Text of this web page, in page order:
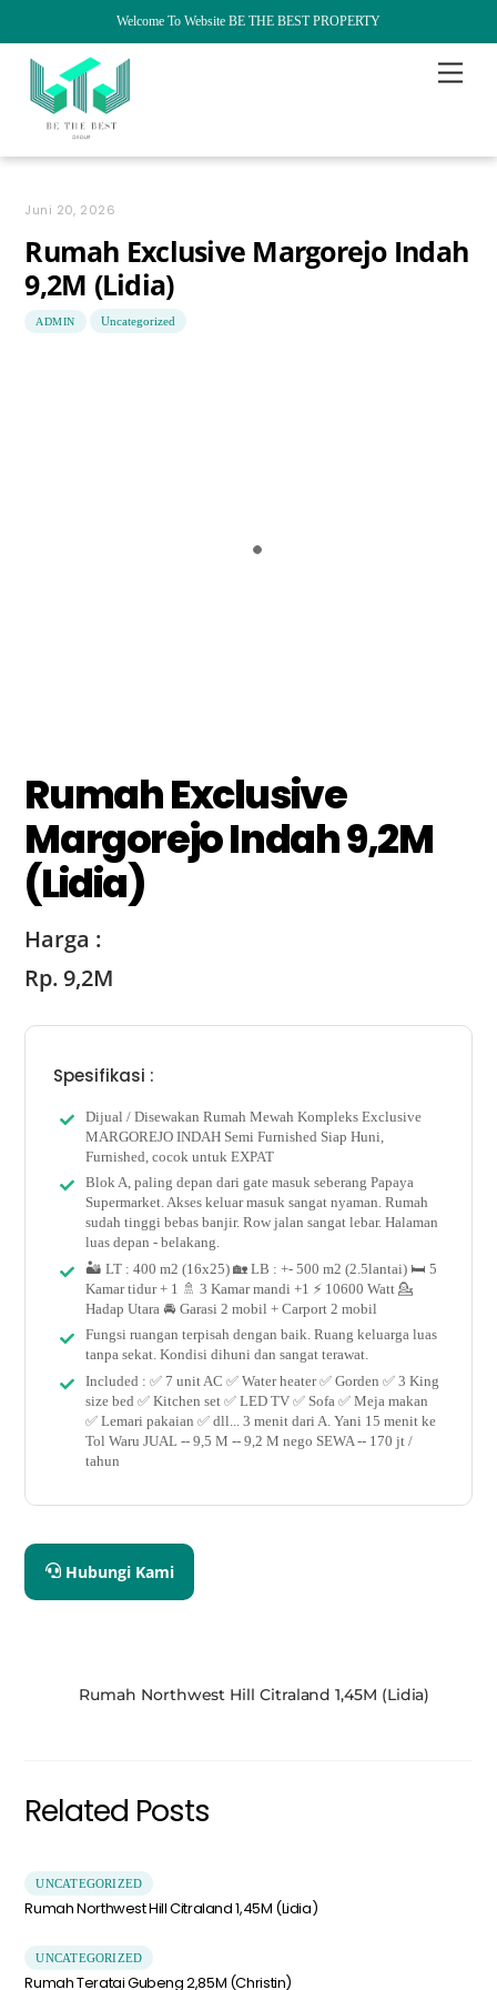
Welcome To Website BE THE BEST PROPERTY
content
Menu
Juni 20, 2026
Rumah Exclusive Margorejo Indah
9,2M (Lidia)
ADMIN Uncategorized
Rumah Exclusive
Margorejo Indah 9,2M
(Lidia)
Harga :
Rp. 9,2M
Spesifikasi :
Dijual / Disewakan Rumah Mewah Kompleks Exclusive
MARGOREJO INDAH Semi Furnished Siap Huni,
Furnished, cocok untuk EXPAT
Blok A, paling depan dari gate masuk seberang Papaya
Supermarket. Akses keluar masuk sangat nyaman. Rumah
sudah tinggi bebas banjir. Row jalan sangat lebar. Halaman
luas depan - belakang.
🏜 LT : 400 m2 (16x25) 🏡 LB : +- 500 m2 (2.5lantai) 🛏 5
Kamar tidur + 1 🚿 3 Kamar mandi +1 ⚡ 10600 Watt 💁
Hadap Utara 🚘 Garasi 2 mobil + Carport 2 mobil
Fungsi ruangan terpisah dengan baik. Ruang keluarga luas
tanpa sekat. Kondisi dihuni dan sangat terawat.
Included : ✅ 7 unit AC ✅ Water heater ✅ Gorden ✅ 3 King
size bed ✅ Kitchen set ✅ LED TV ✅ Sofa ✅ Meja makan
✅ Lemari pakaian ✅ dll... 3 menit dari A. Yani 15 menit ke
Tol Waru JUAL -- 9,5 M -- 9,2 M nego SEWA -- 170 jt /
tahun
Hubungi Kami
Rumah Northwest Hill Citraland 1,45M (Lidia)
Related Posts
UNCATEGORIZED
Rumah Northwest Hill Citraland 1,45M (Lidia)
UNCATEGORIZED
Rumah Teratai Gubeng 2,85M (Christin)